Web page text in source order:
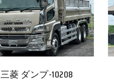
三菱 ダンプ-10208